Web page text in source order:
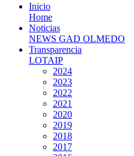
Inicio
Home
Noticias
NEWS GAD OLMEDO
Transparencia
LOTAIP
2024
2023
2022
2021
2020
2019
2018
2017